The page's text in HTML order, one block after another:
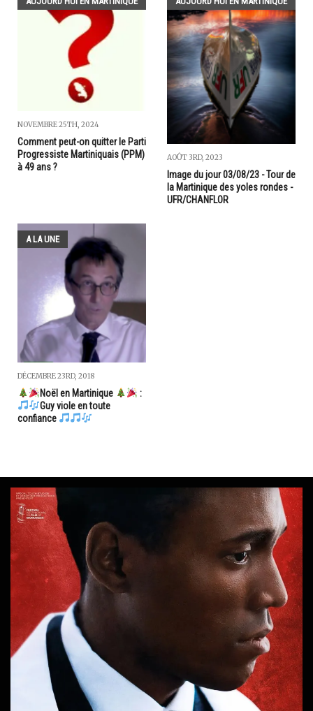
NOVEMBRE 25TH, 2024
Comment peut-on quitter le Parti
Progressiste Martiniquais (PPM)
à 49 ans ?
AOÛT 3RD, 2023
Image du jour 03/08/23 - Tour de
la Martinique des yoles rondes -
UFR/CHANFLOR
A LA UNE
DÉCEMBRE 23RD, 2018
Noël en Martinique
:
Guy viole en toute
confiance